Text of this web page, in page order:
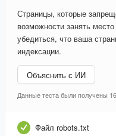
Страницы, которые
возможности занять
убедиться, что ваша
индексации.
Объяснить с ИИ
Данные теста были получены
Файл robots.txt